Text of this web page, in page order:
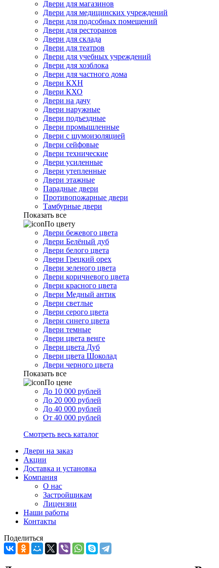
Двери для магазинов
Двери для медицинских учреждений
Двери для подсобных помещений
Двери для ресторанов
Двери для склада
Двери для театров
Двери для учебных учреждений
Двери для хозблока
Двери для частного дома
Двери КХН
Двери КХО
Двери на дачу
Двери наружные
Двери подъездные
Двери промышленные
Двери с шумоизоляцией
Двери сейфовые
Двери технические
Двери усиленные
Двери утепленные
Двери этажные
Парадные двери
Противопожарные двери
Тамбурные двери
Показать все
По цвету
Двери бежевого цвета
Двери Белёный дуб
Двери белого цвета
Двери Грецкий орех
Двери зеленого цвета
Двери коричневого цвета
Двери красного цвета
Двери Медный антик
Двери светлые
Двери серого цвета
Двери синего цвета
Двери темные
Двери цвета венге
Двери цвета Дуб
Двери цвета Шоколад
Двери черного цвета
Показать все
По цене
До 10 000 рублей
До 20 000 рублей
До 40 000 рублей
От 40 000 рублей
Смотреть весь каталог
Двери на заказ
Акции
Доставка и установка
Компания
О нас
Застройщикам
Лицензии
Наши работы
Контакты
Поделиться